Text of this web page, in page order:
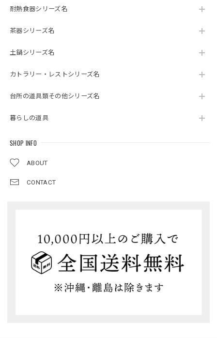
耐熱食器シリーズ名
茶器シリーズ名
土鍋シリーズ名
カトラリー・レストシリーズ名
台所の道具類その他シリーズ名
暮らしの道具
SHOP INFO
ABOUT
CONTACT